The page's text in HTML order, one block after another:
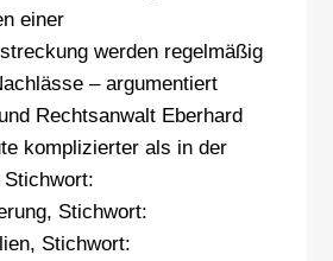
einer
werden regelmäßig
– argumentiert
Rechtsanwalt Eberhard
komplizierter als in der
Stichwort:
Stichwort:
Stichwort: